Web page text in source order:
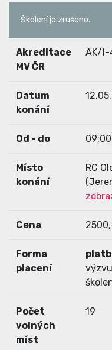
Školení je zrušeno.
Akreditace
MV ČR
AK/I-
Datum
konání
Od - do
Místo
konání
RC
Cena
Forma
placení
Počet
volných
míst
19